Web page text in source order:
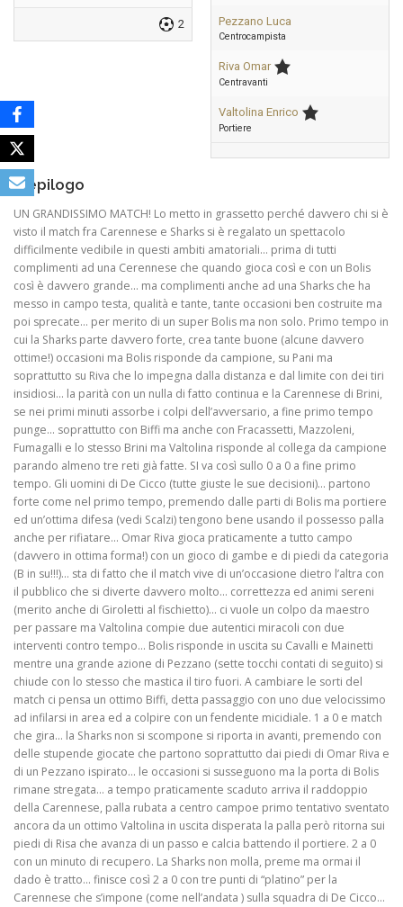
2 Pezzano Luca
Centrocampista
Riva Omar
Centravanti
Valtolina Enrico
Portiere
Riepilogo
UN GRANDISSIMO MATCH! Lo metto in grassetto perché davvero chi si è
visto il match fra Carennese e Sharks si è regalato un spettacolo
difficilmente vedibile in questi ambiti amatoriali… prima di tutti
complimenti ad una Cerennese che quando gioca così e con un Bolis
così è davvero grande… ma complimenti anche ad una Sharks che ha
messo in campo testa, qualità e tante, tante occasioni ben costruite ma
poi sprecate… per merito di un super Bolis ma non solo. Primo tempo in
cui la Sharks parte davvero forte, crea tante buone (alcune davvero
ottime!) occasioni ma Bolis risponde da campione, su Pani ma
soprattutto su Riva che lo impegna dalla distanza e dal limite con dei tiri
insidiosi… la parità con un nulla di fatto continua e la Carennese di Brini,
se nei primi minuti assorbe i colpi dell’avversario, a fine primo tempo
punge… soprattutto con Biffi ma anche con Fracassetti, Mazzoleni,
Fumagalli e lo stesso Brini ma Valtolina risponde al collega da campione
parando almeno tre reti già fatte. SI va così sullo 0 a 0 a fine primo
tempo. Gli uomini di De Cicco (tutte giuste le sue decisioni)… partono
forte come nel primo tempo, premendo dalle parti di Bolis ma portiere
ed un’ottima difesa (vedi Scalzi) tengono bene usando il possesso palla
anche per rifiatare… Omar Riva gioca praticamente a tutto campo
(davvero in ottima forma!) con un gioco di gambe e di piedi da categoria
(B in su!!!)… sta di fatto che il match vive di un’occasione dietro l’altra con
il pubblico che si diverte davvero molto… correttezza ed animi sereni
(merito anche di Giroletti al fischietto)… ci vuole un colpo da maestro
per passare ma Valtolina compie due autentici miracoli con due
interventi contro tempo… Bolis risponde in uscita su Cavalli e Mainetti
mentre una grande azione di Pezzano (sette tocchi contati di seguito) si
chiude con lo stesso che mastica il tiro fuori. A cambiare le sorti del
match ci pensa un ottimo Biffi, detta passaggio con uno due velocissimo
ad infilarsi in area ed a colpire con un fendente micidiale. 1 a 0 e match
che gira… la Sharks non si scompone si riporta in avanti, premendo con
delle stupende giocate che partono soprattutto dai piedi di Omar Riva e
di un Pezzano ispirato… le occasioni si susseguono ma la porta di Bolis
rimane stregata… a tempo praticamente scaduto arriva il raddoppio
della Carennese, palla rubata a centro campoe primo tentativo sventato
ancora da un ottimo Valtolina in uscita disperata la palla però ritorna sui
piedi di Risa che avanza di un passo e calcia battendo il portiere. 2 a 0
con un minuto di recupero. La Sharks non molla, preme ma ormai il
dado è tratto… finisce così 2 a 0 con tre punti di “platino” per la
Carennese che s’impone (come nell’andata ) sulla squadra di De Cicco…